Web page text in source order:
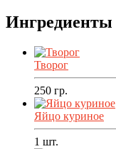
Ингредиенты
Творог
250 гр.
Яйцо куриное
1 шт.